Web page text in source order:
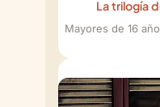
La trilogía
Mayores de 16